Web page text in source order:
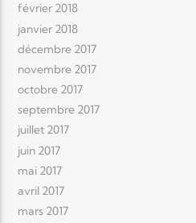
février 2018
janvier 2018
décembre 2017
novembre 2017
octobre 2017
septembre 2017
juillet 2017
juin 2017
mai 2017
avril 2017
mars 2017